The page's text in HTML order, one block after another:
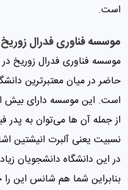
است.
موسسه فناوری فدرال زوریخ ETH
حاضر در میان معتبرترین
از جمله آن ها ‌می‌توان به
‌نسبیت یعنی آلبرت انیشتین
در این دانشگاه دانشجویان
بنابراین شما هم شانس این